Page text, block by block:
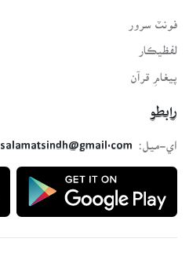
لفظيڪار
پيغامِ قرآن
رابطو
اي-ميل:
salamatsindh@gmail.com